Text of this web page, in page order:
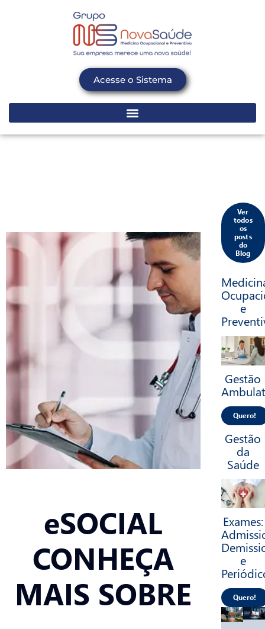
Acesse o Sistema
eSOCIAL
CONHEÇA
MAIS SOBRE
Ver
todos
os
posts
do
Blog
e
Gestão
Quero!
Gestão
da
Saúde
Exames:
e
Quero!